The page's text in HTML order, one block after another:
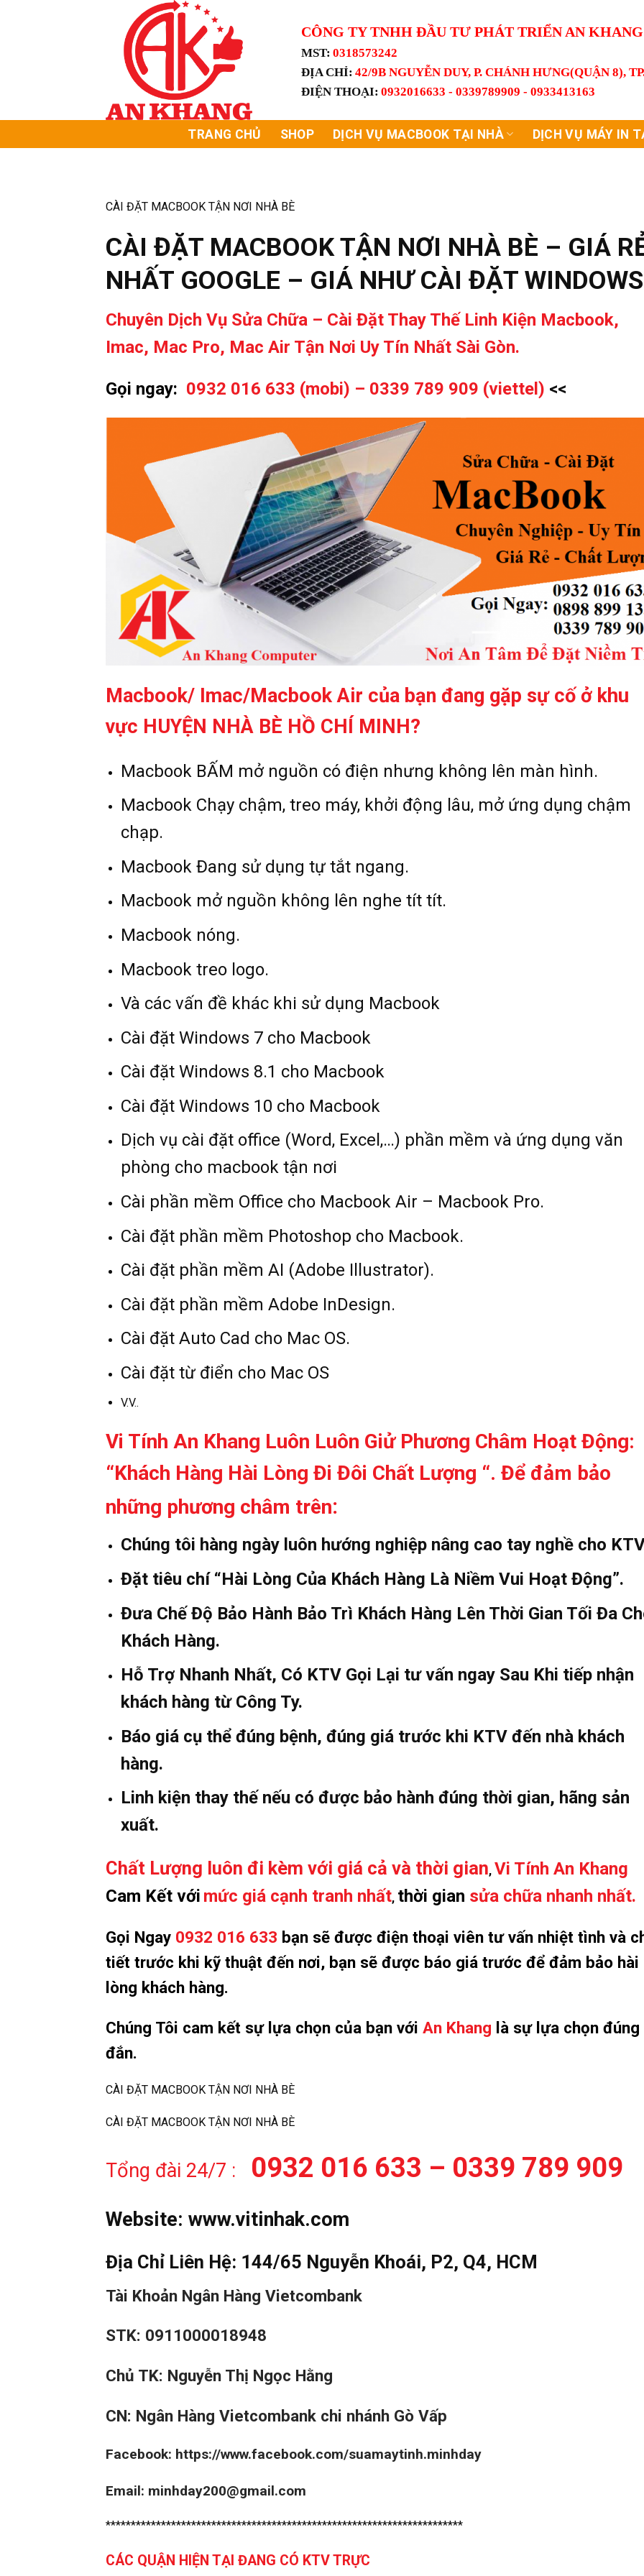
CÔNG TY TNHH ĐẦU TƯ PHÁT TRIỂN AN
MST: 0318573242
ĐỊA CHỈ: 42/9B NGUYỄN DUY, P. CHÁNH HƯNG(QUẬN 8),
ĐIỆN THOẠI: 0932016633 - 0339789909 - 0933413163
TRANG CHỦ SHOP DỊCH VỤ MACBOOK TẠI NHÀ DỊCH VỤ MÁY IN
CÀI ĐẶT MACBOOK TẬN NƠI NHÀ BÈ
CÀI ĐẶT MACBOOK TẬN NƠI NHÀ BÈ – GIÁ
NHẤT GOOGLE – GIÁ NHƯ CÀI ĐẶT
Chuyên Dịch Vụ Sửa Chữa – Cài Đặt Thay Thế Linh Kiện Macbook,
Imac, Mac Pro, Mac Air Tận Nơi Uy Tín Nhất Sài Gòn.
Gọi ngay: 0932 016 633 (mobi) – 0339 789 909 (viettel) <<
Macbook/ Imac/Macbook Air của bạn đang gặp sự cố ở khu
vực HUYỆN NHÀ BÈ HỒ CHÍ MINH?
Macbook BẤM mở nguồn có điện nhưng không lên màn hình.
Macbook Chạy chậm, treo máy, khởi động lâu, mở ứng dụng chậm
chạp.
Macbook Đang sử dụng tự tắt ngang.
Macbook mở nguồn không lên nghe tít tít.
Macbook nóng.
Macbook treo logo.
Và các vấn đề khác khi sử dụng Macbook
Cài đặt Windows 7 cho Macbook
Cài đặt Windows 8.1 cho Macbook
Cài đặt Windows 10 cho Macbook
Dịch vụ cài đặt office (Word, Excel,…) phần mềm và ứng dụng văn
phòng cho macbook tận nơi
Cài phần mềm Office cho Macbook Air – Macbook Pro.
Cài đặt phần mềm Photoshop cho Macbook.
Cài đặt phần mềm AI (Adobe Illustrator).
Cài đặt phần mềm Adobe InDesign.
Cài đặt Auto Cad cho Mac OS.
Cài đặt từ điển cho Mac OS
V.V..
Vi Tính An Khang Luôn Luôn Giử Phương Châm Hoạt Động:
“Khách Hàng Hài Lòng Đi Đôi Chất Lượng “. Để đảm bảo
những phương châm trên:
Chúng tôi hàng ngày luôn hướng nghiệp nâng cao tay nghề cho
Đặt tiêu chí “Hài Lòng Của Khách Hàng Là Niềm Vui Hoạt Động”.
Đưa Chế Độ Bảo Hành Bảo Trì Khách Hàng Lên Thời Gian Tối Đa
Khách Hàng.
Hỗ Trợ Nhanh Nhất, Có KTV Gọi Lại tư vấn ngay Sau Khi tiếp nhận
khách hàng từ Công Ty.
Báo giá cụ thể đúng bệnh, đúng giá trước khi KTV đến nhà khách
hàng.
Linh kiện thay thế nếu có được bảo hành đúng thời gian, hãng sản
xuất.
Chất Lượng luôn đi kèm với giá cả và thời gian, Vi Tính An Khang
Cam Kết với mức giá cạnh tranh nhất, thời gian sửa chữa nhanh nhất.
Gọi Ngay 0932 016 633 bạn sẽ được điện thoại viên tư vấn nhiệt tình và
tiết trước khi kỹ thuật đến nơi, bạn sẽ được báo giá trước để đảm bảo hài
lòng khách hàng.
Chúng Tôi cam kết sự lựa chọn của bạn với An Khang là sự lựa chọn đúng
đắn.
CÀI ĐẶT MACBOOK TẬN NƠI NHÀ BÈ
CÀI ĐẶT MACBOOK TẬN NƠI NHÀ BÈ
Tổng đài 24/7 : 0932 016 633 – 0339 789 909
Website: www.vitinhak.com
Địa Chỉ Liên Hệ: 144/65 Nguyễn Khoái, P2, Q4, HCM
Tài Khoản Ngân Hàng Vietcombank
STK: 0911000018948
Chủ TK: Nguyễn Thị Ngọc Hằng
CN: Ngân Hàng Vietcombank chi nhánh Gò Vấp
Facebook: https://www.facebook.com/suamaytinh.minhday
Email: minhday200@gmail.com
***********************************************************************
CÁC QUẬN HIỆN TẠI ĐANG CÓ KTV TRỰC